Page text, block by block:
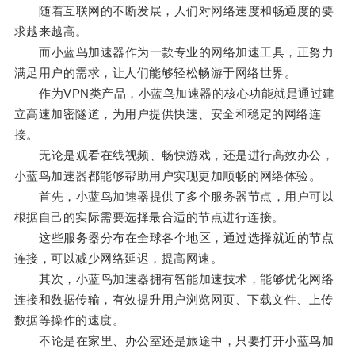
随着互联网的不断发展，人们对网络速度和畅通度的要
求越来越高。
而小蓝鸟加速器作为一款专业的网络加速工具，正努力
满足用户的需求，让人们能够轻松畅游于网络世界。
作为VPN类产品，小蓝鸟加速器的核心功能就是通过建
立高速加密隧道，为用户提供快速、安全和稳定的网络连
接。
无论是观看在线视频、畅快游戏，还是进行高效办公，
小蓝鸟加速器都能够帮助用户实现更加顺畅的网络体验。
首先，小蓝鸟加速器提供了多个服务器节点，用户可以
根据自己的实际需要选择最合适的节点进行连接。
这些服务器分布在全球各个地区，通过选择就近的节点
连接，可以减少网络延迟，提高网速。
其次，小蓝鸟加速器拥有智能加速技术，能够优化网络
连接和数据传输，有效提升用户浏览网页、下载文件、上传
数据等操作的速度。
不论是在家里、办公室还是旅途中，只要打开小蓝鸟加